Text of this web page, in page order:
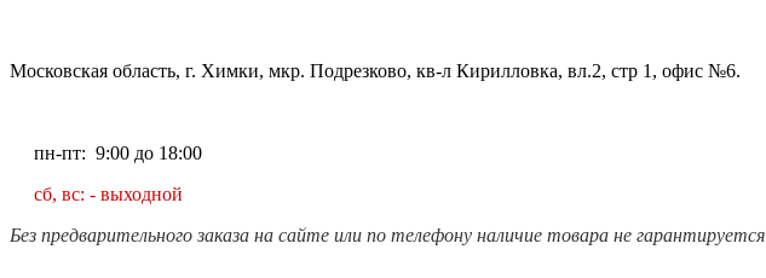
Московская область, г. Химки, мкр. Подрезково, кв-л Кирилловка, вл.2, стр 1, офис №6.
пн-пт: 9:00 до 18:00
сб, вс: - выходной
Без предварительного заказа на сайте или по телефону наличие товара не гарантируется